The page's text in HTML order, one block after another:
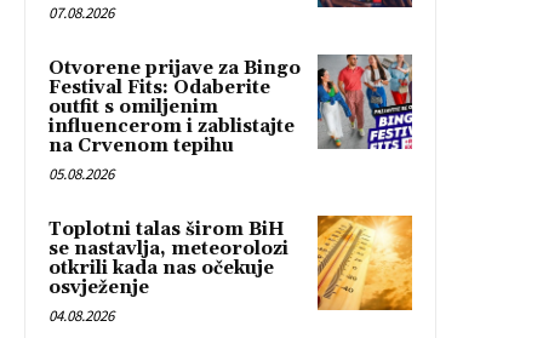
07.08.2026
Otvorene prijave za Bingo
Festival Fits: Odaberite
outfit s omiljenim
influencerom i zablistajte
na Crvenom tepihu
05.08.2026
Toplotni talas širom BiH
se nastavlja, meteorolozi
otkrili kada nas očekuje
osvježenje
04.08.2026